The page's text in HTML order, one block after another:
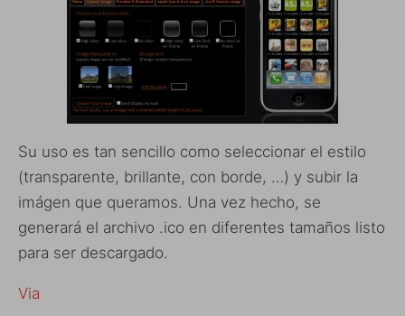
Su uso es tan sencillo como seleccionar el estilo
(transparente, brillante, con borde, …) y subir la
imágen que queramos. Una vez hecho, se
generará el archivo .ico en diferentes tamaños listo
para ser descargado.
Via